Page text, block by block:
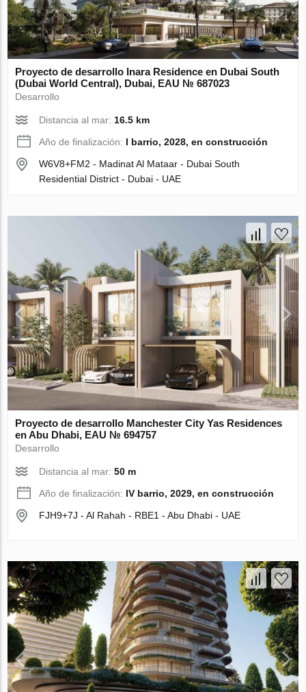
Proyecto de desarrollo Inara Residence en Dubai South
(Dubai World Central), Dubai, EAU № 687023
Desarrollo
Distancia al mar:16.5 km
Año de finalización: I barrio, 2028, en construcción
W6V8+FM2 - Madinat Al Mataar - Dubai South
Residential District - Dubai - UAE
Proyecto de desarrollo Manchester City Yas Residences
en Abu Dhabi, EAU № 694757
Desarrollo
Distancia al mar:50 m
Año de finalización: IV barrio, 2029, en construcción
FJH9+7J - Al Rahah - RBE1 - Abu Dhabi - UAE